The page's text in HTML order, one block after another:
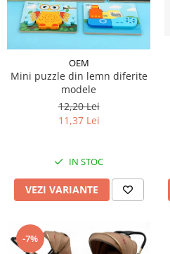
OEM
Mini puzzle din lemn diferite
modele
12,20 Lei
11,37 Lei
IN STOC
VEZI VARIANTE
-7%